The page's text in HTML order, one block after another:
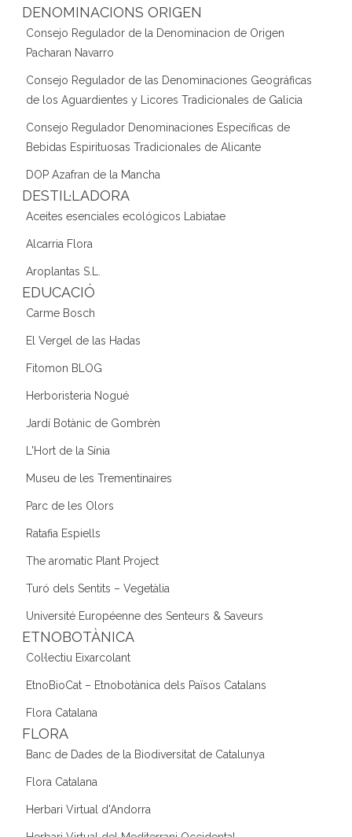
DENOMINACIONS ORIGEN
Consejo Regulador de la Denominacion de Origen
Pacharan Navarro
Consejo Regulador de las Denominaciones Geográficas
de los Aguardientes y Licores Tradicionales de Galicia
Consejo Regulador Denominaciones Específicas de
Bebidas Espirituosas Tradicionales de Alicante
DOP Azafran de la Mancha
DESTIL·LADORA
Aceites esenciales ecológicos Labiatae
Alcarria Flora
Aroplantas S.L.
EDUCACIÓ
Carme Bosch
El Vergel de las Hadas
Fitomon BLOG
Herboristeria Nogué
Jardí Botànic de Gombrèn
L'Hort de la Sínia
Museu de les Trementinaires
Parc de les Olors
Ratafia Espiells
The aromatic Plant Project
Turó dels Sentits – Vegetàlia
Université Européenne des Senteurs & Saveurs
ETNOBOTÀNICA
Col·lectiu Eixarcolant
EtnoBioCat – Etnobotànica dels Països Catalans
Flora Catalana
FLORA
Banc de Dades de la Biodiversitat de Catalunya
Flora Catalana
Herbari Virtual d'Andorra